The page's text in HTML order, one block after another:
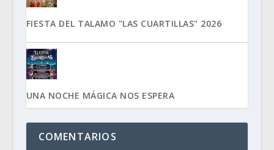
FIESTA DEL TALAMO "LAS CUARTILLAS" 2026
UNA NOCHE MÁGICA NOS ESPERA
COMENTARIOS